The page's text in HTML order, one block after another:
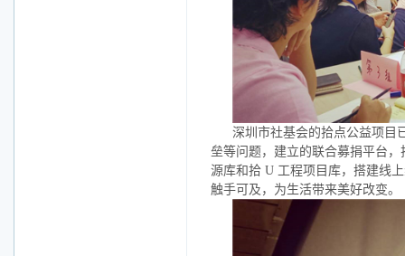
深圳市社基会的拾点公益项目
垒等问题，建立的联合募捐平台
源库和拾 U 工程项目库，搭建线
触手可及，为生活带来美好改变。